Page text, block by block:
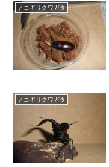
ノコギリクワガタ
ノコギリクワガタ